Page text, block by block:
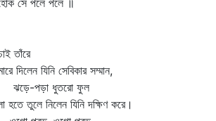
হোক সে পলে পলে ॥
সেবিকার সম্মান,
ধুতরো ফুল
যিনি দক্ষিণ করে।